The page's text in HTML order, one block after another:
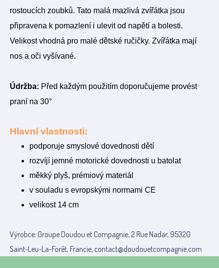
rostoucích zoubků. Tato malá mazlivá zvířátka jsou
připravena k pomazlení i ulevit od napětí a bolesti.
Velikost vhodná pro malé dětské ručičky. Zvířátka mají
nos a oči vyšívané.
Údržba: Před každým použitím doporučujeme provést
praní na 30°
Hlavní vlastnosti:
podporuje smyslové dovednosti dětí
rozvíjí jemné motorické dovednosti u batolat
měkký plyš, prémiový materiál
v souladu s evropskými normami CE
velikost 14 cm
Výrobce: Groupe Doudou et Compagnie, 2 Rue Nadar, 95320
Saint-Leu-La-Forêt, Francie, contact@doudouetcompagnie.com